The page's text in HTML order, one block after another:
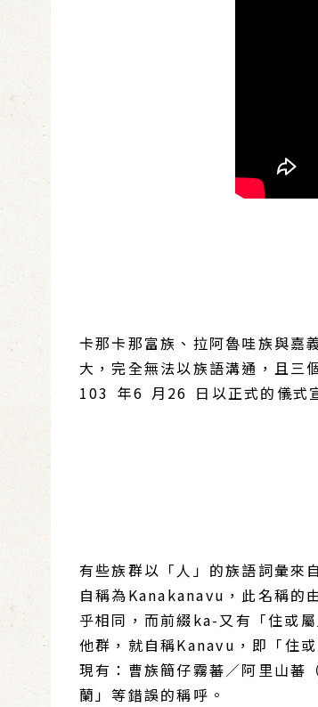
卡那卡那富族、拉阿魯哇族與嘉
大，完全無法以族語溝通，且三
103 年6 月26 日以正式的儀式
有些族群以「人」的族語詞彙
自稱為Kanakanavu，此名稱的
乎相同，而前綴ka-又有「住或
他群，就自稱Kanavu，即「住
現有：曹族簡仔霧蕃／阿里山
蘭」等錯誤的稱呼。